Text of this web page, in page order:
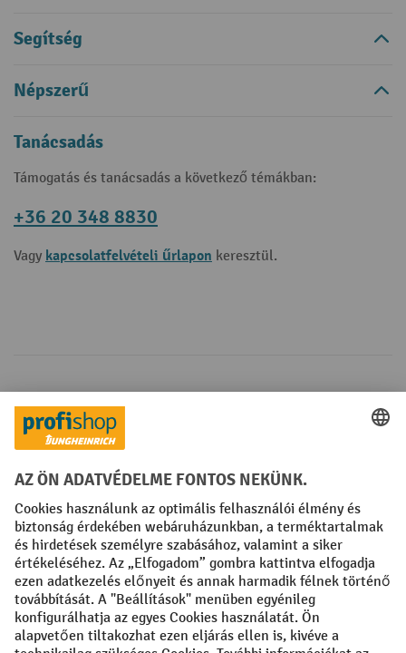
Segítség
Népszerű
Tanácsadás
Támogatás és tanácsadás a következő témákban:
+36 20 348 8830
Vagy kapcsolatfelvételi űrlapon keresztül.
Fizetési lehetőségek
Creditcard (Master)Creditcard (Visa)
Közösségi Média
Facebook
YouTube
LinkedIn
Instagram